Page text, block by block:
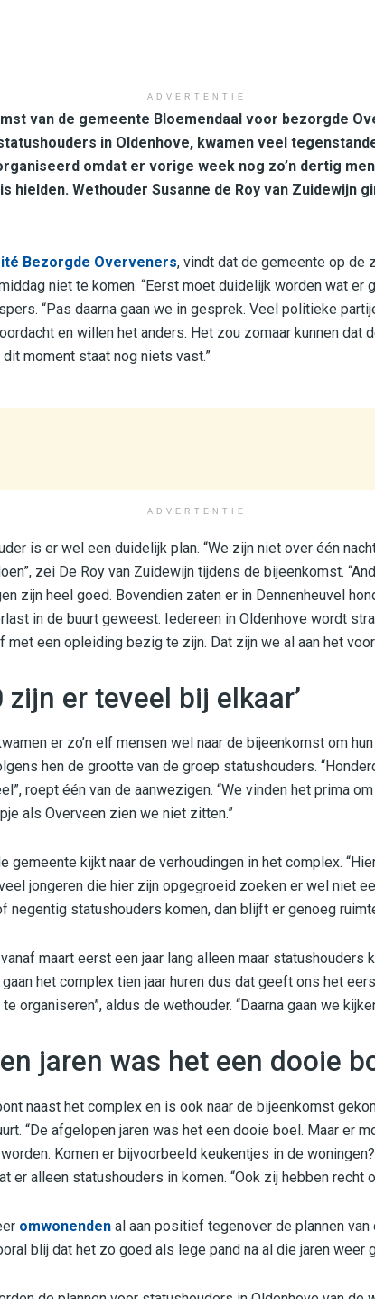
ADVERTENTIE
van de gemeente Bloemendaal voor bezorgde
in Oldenhove, kwamen veel
omdat er vorige week nog zo’n dertig
hielden. Wethouder Susanne de Roy van Zuidewijn
Bezorgde Overveners, vindt dat de gemeente op de
niet te komen. “Eerst moet duidelijk worden wat er
“Pas daarna gaan we in gesprek. Veel politieke
en willen het anders. Het zou zomaar kunnen dat
moment staat nog niets vast.”
ADVERTENTIE
is er wel een duidelijk plan. “We zijn niet over één
zei De Roy van Zuidewijn tijdens de bijeenkomst.
zijn heel goed. Bovendien zaten er in Dennenheuvel
in de buurt geweest. Iedereen in Oldenhove wordt
een opleiding bezig te zijn. Dat zijn we al aan het
zijn er teveel bij elkaar’
er zo’n elf mensen wel naar de bijeenkomst om
hen de grootte van de groep statushouders.
roept één van de aanwezigen. “We vinden het prima
als Overveen zien we niet zitten.”
gemeente kijkt naar de verhoudingen in het complex.
jongeren die hier zijn opgegroeid zoeken er wel niet
negentig statushouders komen, dan blijft er genoeg
maart eerst een jaar lang alleen maar statushouders
het complex tien jaar huren dus dat geeft ons het
organiseren”, aldus de wethouder. “Daarna gaan we
jaren was het een dooie
naast het complex en is ook naar de bijeenkomst
“De afgelopen jaren was het een dooie boel. Maar er
Komen er bijvoorbeeld keukentjes in de
er alleen statushouders in komen. “Ook zij hebben recht
omwonenden al aan positief tegenover de plannen
blij dat het zo goed als lege pand na al die jaren weer